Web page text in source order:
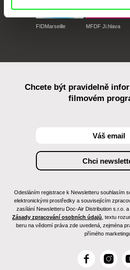
FIDMarseille MFDF Ji.hlava
Chcete být pravidelně
filmovém
Odesláním registrace k Newsletteru souhlasím
elektronickými prostředky a souvisejícím
zasílání Newsletteru Doc-Air Distribution s.r.o.
Zásady zpracování osobních údajů , textu
beru na vědomí práva zde uvedená, zejména
přímého
F
I